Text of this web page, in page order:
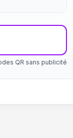
QR sans publicité